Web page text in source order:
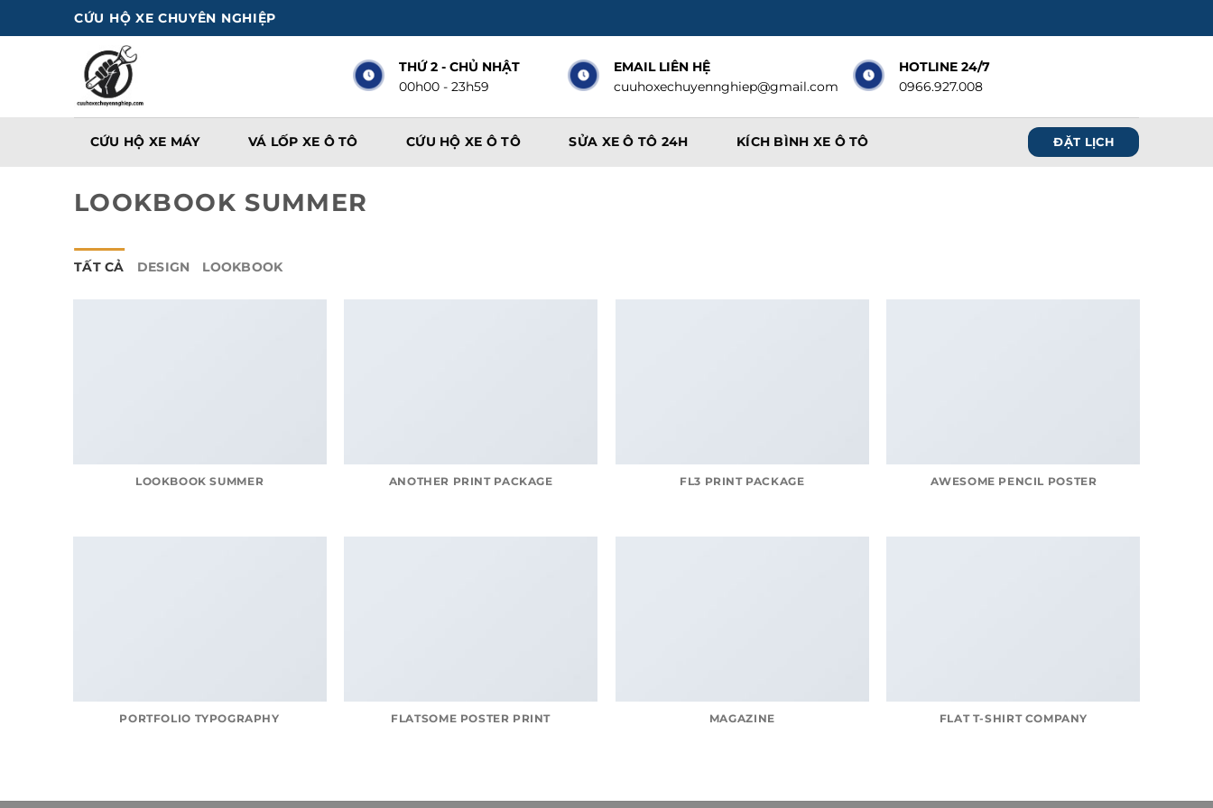
qua
CỨU HỘ XE CHUYÊN NGHIỆP
THỨ 2 - CHỦ NHẬT
00h00 - 23h59
EMAIL LIÊN HỆ
cuuhoxechuyennghiep@gmail.com
HOTLINE 24/7
0966.927.008
CỨU HỘ XE MÁY VÁ LỐP XE Ô TÔ CỨU HỘ XE Ô TÔ SỬA XE Ô TÔ 24H KÍCH BÌNH XE Ô TÔ ĐẶT LỊCH
LOOKBOOK SUMMER
TẤT CẢ DESIGN LOOKBOOK
LOOKBOOK SUMMER ANOTHER PRINT PACKAGE FL3 PRINT PACKAGE AWESOME PENCIL POSTER
PORTFOLIO TYPOGRAPHY FLATSOME POSTER PRINT MAGAZINE FLAT T-SHIRT COMPANY